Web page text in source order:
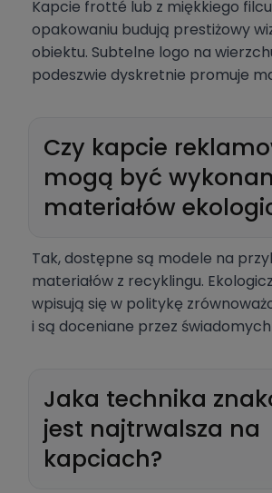
Kapcie frotté lub z miękkiego
opakowaniu budują prestiżowy
obiektu. Subtelne logo na
podeszwie dyskretnie promuje
Czy kapcie
mogą być
materiałów
Tak, dostępne są modele na
materiałów z recyklingu.
wpisują się w politykę
i są doceniane przez
Jaka technika
jest najtrwalsza na
kapciach?